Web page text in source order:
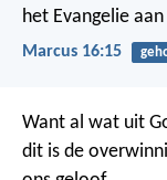
het Evangelie
Marcus 16:15
Want al wat uit
dit is de